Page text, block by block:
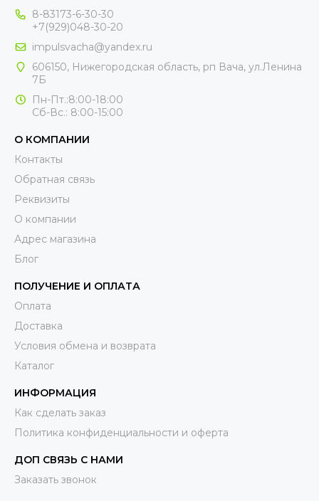
8-83173-6-30-30
+7(929)048-30-20
impulsvacha@yandex.ru
606150, Нижегородская область, рп Вача, ул.Ленина
7Б
Пн-Пт.:8:00-18:00
Сб-Вс.: 8:00-15:00
О КОМПАНИИ
Контакты
Обратная связь
Реквизиты
О компании
Адрес магазина
Блог
ПОЛУЧЕНИЕ И ОПЛАТА
Оплата
Доставка
Условия обмена и возврата
Каталог
ИНФОРМАЦИЯ
Как сделать заказ
Политика конфиденциальности и оферта
ДОП СВЯЗЬ С НАМИ
Заказать звонок